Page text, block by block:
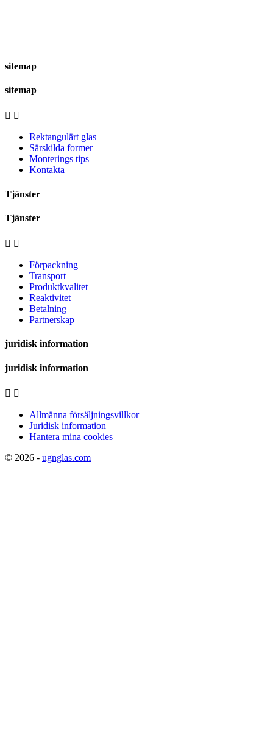
sitemap
sitemap
 
Rektangulärt glas
Särskilda former
Monterings tips
Kontakta
Tjänster
Tjänster
 
Förpackning
Transport
Produktkvalitet
Reaktivitet
Betalning
Partnerskap
juridisk information
juridisk information
 
Allmänna försäljningsvillkor
Juridisk information
Hantera mina cookies
© 2026 - ugnglas.com